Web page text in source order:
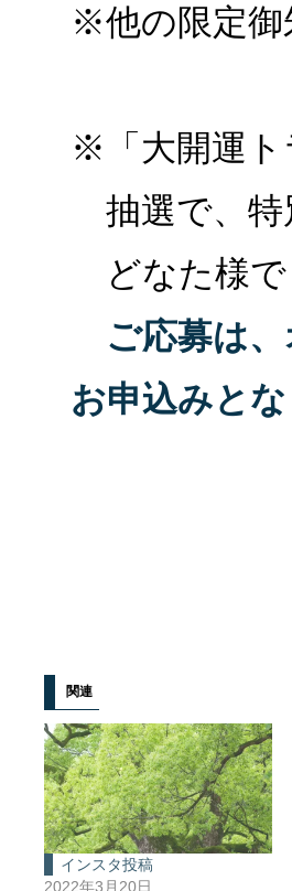
※他の限定御
※「大開運ト
抽選で、特
どなた様で
ご応募は
お申込みとな
関連
インスタ投稿
2022年3月20日